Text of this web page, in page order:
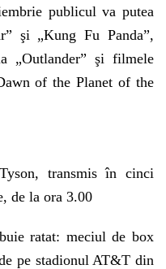
publicul va putea
şi „Kung Fu Panda”,
„Outlander” şi filmele
of the Planet of the
transmis în cinci
de la ora 3.00
ratat: meciul de box
pe stadionul AT&T din